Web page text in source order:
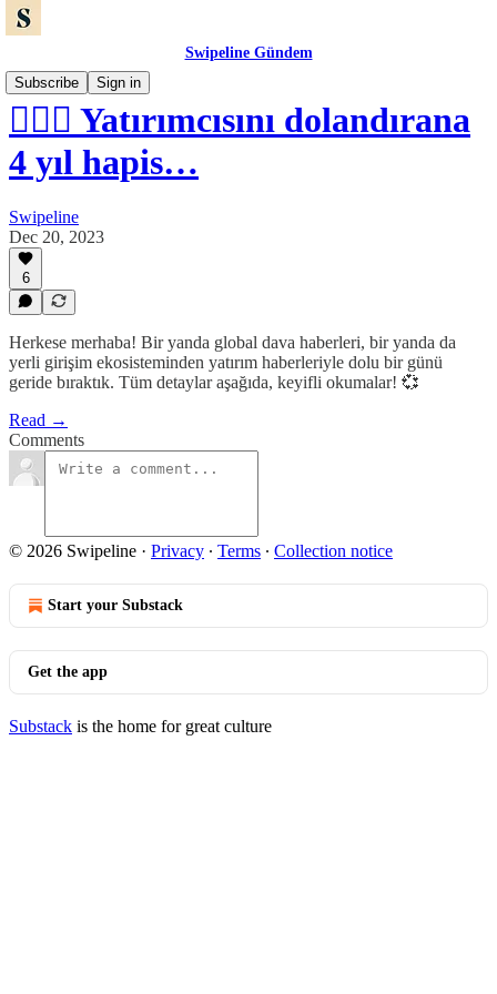
Swipeline Gündem
Subscribe
Sign in
👨🏻‍⚖️ Yatırımcısını dolandırana
4 yıl hapis…
Swipeline
Dec 20, 2023
6
Herkese merhaba! Bir yanda global dava haberleri, bir yanda da
yerli girişim ekosisteminden yatırım haberleriyle dolu bir günü
geride bıraktık. Tüm detaylar aşağıda, keyifli okumalar! 💞
Read →
Comments
© 2026 Swipeline · Privacy ∙ Terms ∙ Collection notice
Start your Substack
Get the app
Substack is the home for great culture